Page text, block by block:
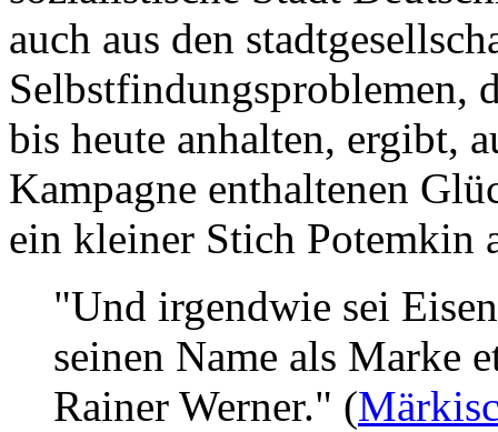
auch aus den
Selbstfindungsproblemen,
bis heute anhalten, ergibt,
Kampagne enthaltenen
ein kleiner Stich Potemkin
"Und irgendwie sei
seinen Name als Marke
Rainer Werner." (